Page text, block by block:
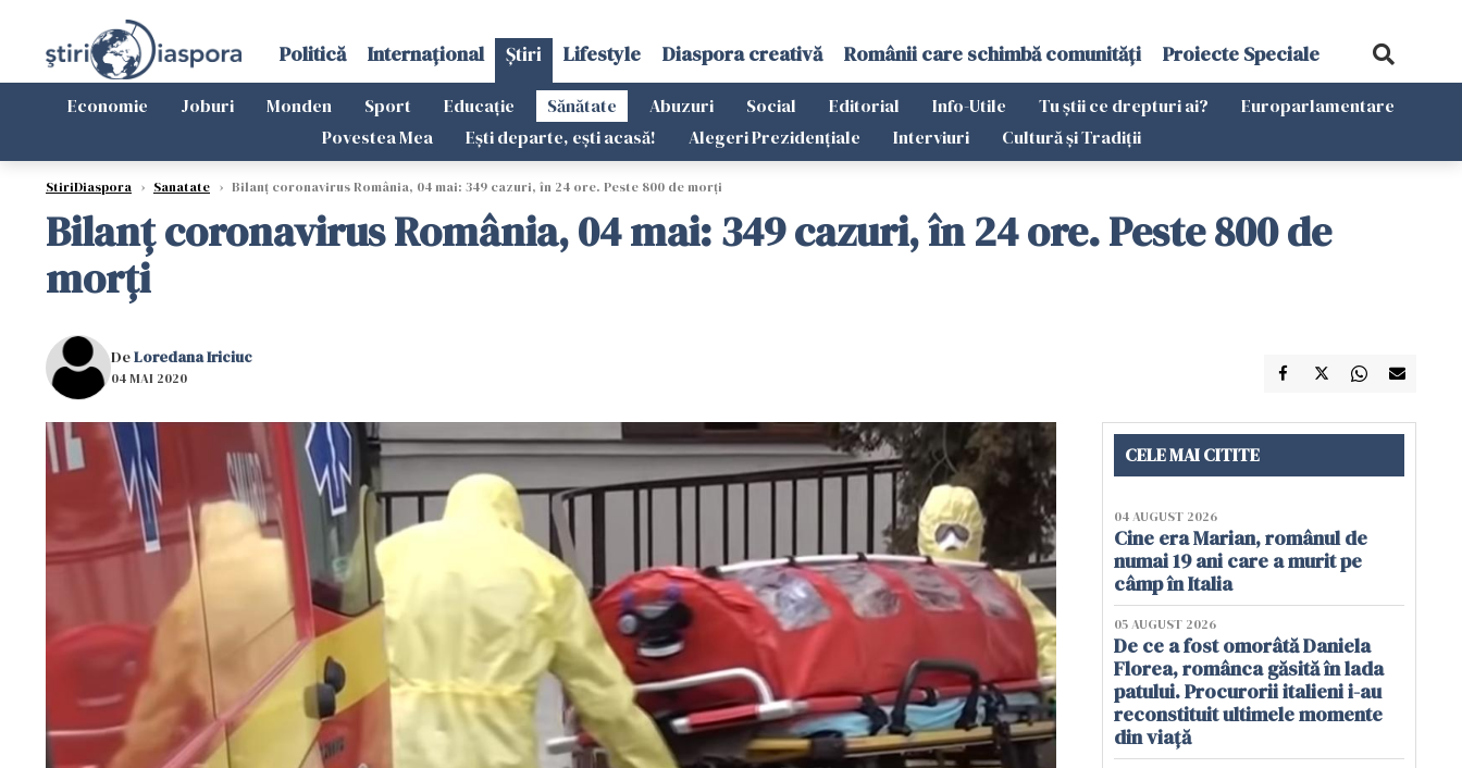
Politică Internațional Știri Lifestyle Diaspora creativă Românii care schimbă comunități Proiecte Speciale
Economie Joburi Monden Sport Educație Sănătate Abuzuri Social Editorial Info-Utile Tu știi ce drepturi ai?
Europarlamentare
Povestea Mea
Ești departe, ești acasă! Alegeri Prezidențiale Interviuri Cultură și Tradiții
StiriDiaspora › Sanatate › Bilanț coronavirus România, 04 mai: 349 cazuri, în 24 ore. Peste 800 de morți
Bilanț coronavirus România, 04 mai: 349 cazuri, în 24 ore. Peste 800 de
morți
DeLoredana Iriciuc
04 MAI 2020
CELE MAI CITITE
04 AUGUST 2026
Cine era Marian, românul de
numai 19 ani care a murit pe
câmp în Italia
05 AUGUST 2026
De ce a fost omorâtă Daniela
Florea, românca găsită în lada
patului. Procurorii italieni i-au
reconstituit ultimele momente
din viață